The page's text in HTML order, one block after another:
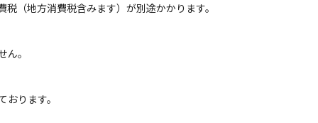
（地方消費税含みます）が別途かかります。
。
ります。